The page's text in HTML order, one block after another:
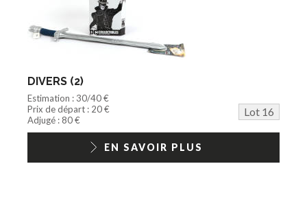
DIVERS (2)
Estimation : 30/40 €
Prix de départ : 20 €
Lot 16
Adjugé : 80 €
EN SAVOIR PLUS